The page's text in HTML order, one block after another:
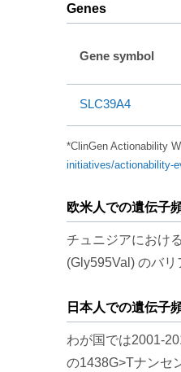
Genes
Gene symbol
SLC39A4
*ClinGen Actionability
initiatives/actionability-
欧米人での遺伝子
チュニジアにおけ
(Gly595Val) のバリ
日本人での遺伝子
わが国では2001-
の1438G>Tナンセ